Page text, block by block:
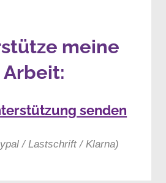
meine
Arbeit:
senden
/ Lastschrift / Klarna)